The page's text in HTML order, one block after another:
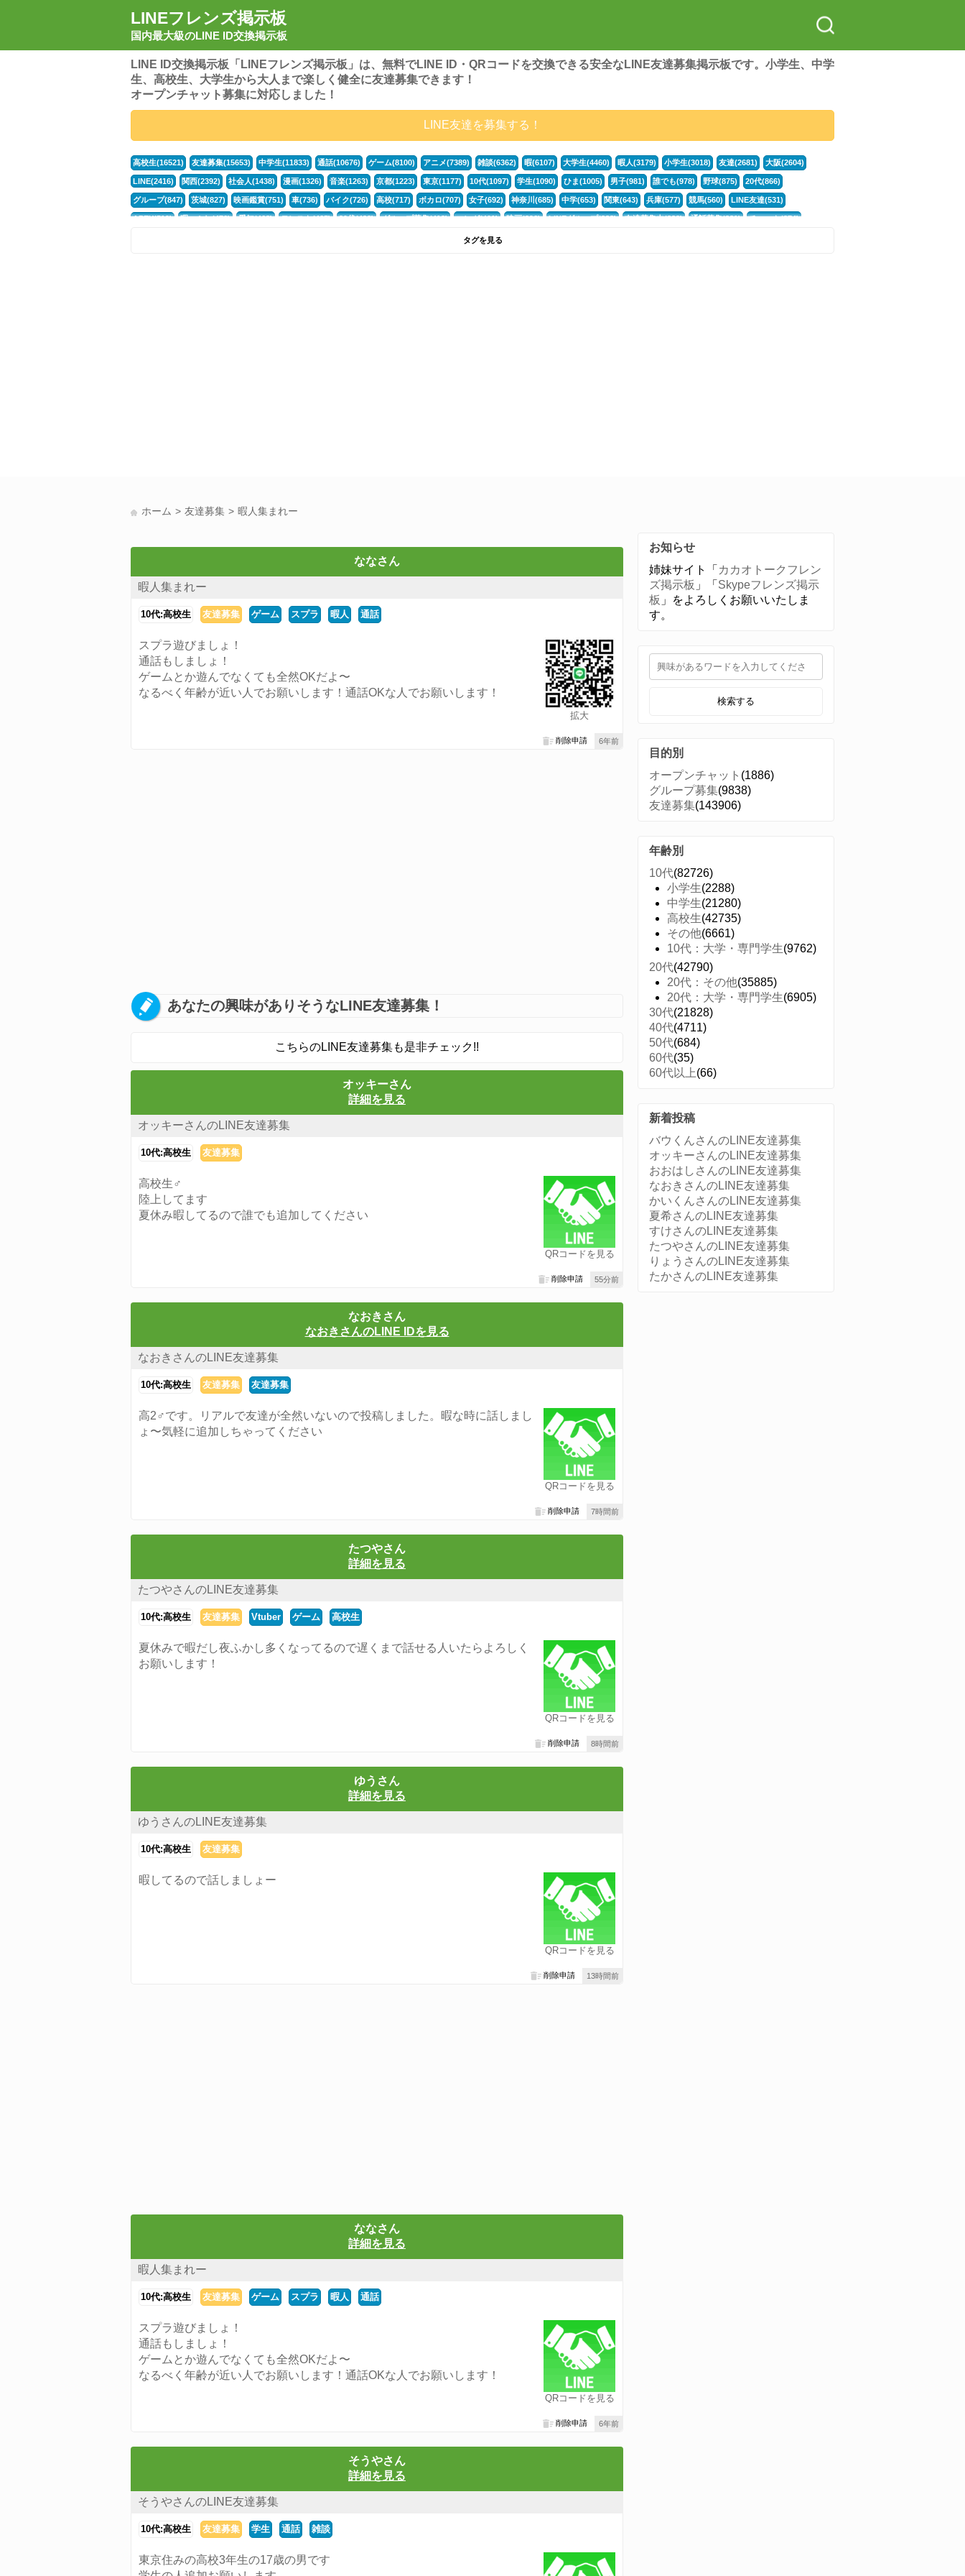
LINEフレンズ掲示板
国内最大級のLINE ID交換掲示板
LINE ID交換掲示板「LINEフレンズ掲示板」は、無料でLINE ID・QRコードを交換できる安全なLINE友達募集掲示板です。小学生、中学
生、高校生、大学生から大人まで楽しく健全に友達募集できます！
オープンチャット募集に対応しました！
LINE友達を募集する！
高校生(16521) 友達募集(15653) 中学生(11833) 通話(10676) ゲーム(8100) アニメ(7389) 雑談(6362) 暇(6107) 大学生(4460) 暇人(3179) 小学生(3018) 友達(2681) 大阪(2604)
LINE(2416) 関西(2392) 社会人(1438) 漫画(1326) 音楽(1263) 京都(1223) 東京(1177) 10代(1097) 学生(1090) ひま(1005) 男子(981) 誰でも(978) 野球(875) 20代(866)
グループ(847) 茨城(827) 映画鑑賞(751) 車(736) バイク(726) 高校(717) ボカロ(707) 女子(692) 神奈川(685) 中学(653) 関東(643) 兵庫(577) 競馬(560) LINE友達(531)
APEX(519) 暇つぶし(476) 愛知(468) モンスト(465) 30代(433) グループ募集(412) マンガ(401) 映画(396) LINEグループ(388) 友達募集中(382) 通話募集(381) チャット(374)
フォートナイト(320)
タグを見る
ホーム 友達募集 暇人集まれー
ななさん
暇人集まれー
10代:高校生 友達募集 ゲーム スプラ 暇人 通話
拡大
スプラ遊びましょ！
通話もしましょ！
ゲームとか遊んでなくても全然OKだよ〜
なるべく年齢が近い人でお願いします！通話OKな人でお願いします！
6年前
削除申請
あなたの興味がありそうなLINE友達募集！
こちらのLINE友達募集も是非チェック!!
オッキーさん
詳細を見る
オッキーさんのLINE友達募集
10代:高校生 友達募集
QRコードを見る
高校生♂
陸上してます
夏休み暇してるので誰でも追加してください
55分前
削除申請
なおきさん
なおきさんのLINE IDを見る
なおきさんのLINE友達募集
10代:高校生 友達募集 友達募集
QRコードを見る
高2♂です。リアルで友達が全然いないので投稿しました。暇な時に話しまし
ょ〜気軽に追加しちゃってください
7時間前
削除申請
たつやさん
詳細を見る
たつやさんのLINE友達募集
10代:高校生 友達募集 Vtuber ゲーム 高校生
QRコードを見る
夏休みで暇だし夜ふかし多くなってるので遅くまで話せる人いたらよろしく
お願いします！
8時間前
削除申請
ゆうさん
詳細を見る
ゆうさんのLINE友達募集
10代:高校生 友達募集
QRコードを見る
暇してるので話しましょー
13時間前
削除申請
ななさん
詳細を見る
暇人集まれー
10代:高校生 友達募集 ゲーム スプラ 暇人 通話
QRコードを見る
スプラ遊びましょ！
通話もしましょ！
ゲームとか遊んでなくても全然OKだよ〜
なるべく年齢が近い人でお願いします！通話OKな人でお願いします！
6年前
削除申請
そうやさん
詳細を見る
そうやさんのLINE友達募集
10代:高校生 友達募集 学生 通話 雑談
東京住みの高校3年生の17歳の男です
お知らせ
姉妹サイト「 カカオトークフレン
ズ掲示板 」「 Skypeフレンズ掲示
板 」をよろしくお願いいたしま
す。
検索する
目的別
オープンチャット (1886)
グループ募集(9838)
友達募集(143906)
年齢別
10代(82726)
小学生(2288)
中学生(21280)
高校生(42735)
その他(6661)
10代：大学・専門学生(9762)
20代(42790)
20代：その他(35885)
20代：大学・専門学生(6905)
30代(21828)
40代(4711)
50代(684)
60代(35)
60代以上(66)
新着投稿
バウくんさんのLINE友達募集
オッキーさんのLINE友達募集
おおはしさんのLINE友達募集
なおきさんのLINE友達募集
かいくんさんのLINE友達募集
夏希さんのLINE友達募集
すけさんのLINE友達募集
たつやさんのLINE友達募集
りょうさんのLINE友達募集
たかさんのLINE友達募集